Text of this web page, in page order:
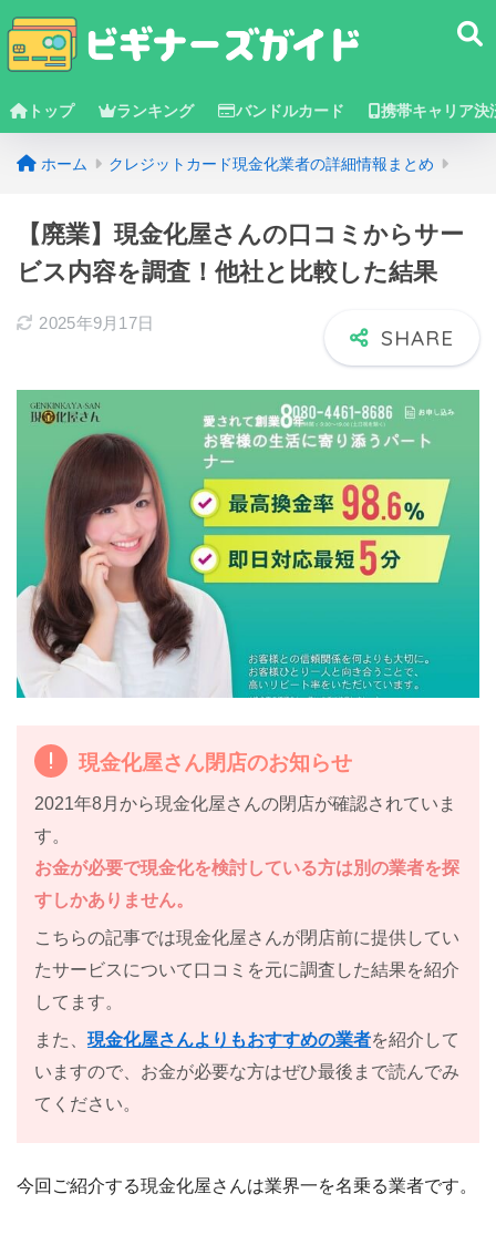
トップ ランキング バンドルカード 携帯キャリア決
ホーム クレジットカード現金化業者の詳細情報まとめ
【廃業】現金化屋さんの口コミからサー
ビス内容を調査！他社と比較した結果
2025年9月17日
現金化屋さん閉店のお知らせ
2021年8月から現金化屋さんの閉店が確認されていま
す。
お金が必要で現金化を検討している方は別の業者を探
すしかありません。
こちらの記事では現金化屋さんが閉店前に提供してい
たサービスについて口コミを元に調査した結果を紹介
してます。
また、 現金化屋さんよりもおすすめの業者を紹介して
いますので、お金が必要な方はぜひ最後まで読んでみ
てください。
今回ご紹介する現金化屋さんは業界一を名乗る業者です。